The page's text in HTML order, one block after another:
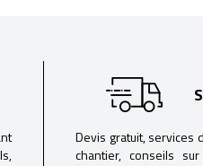
Devis gratuit, services
chantier, conseils